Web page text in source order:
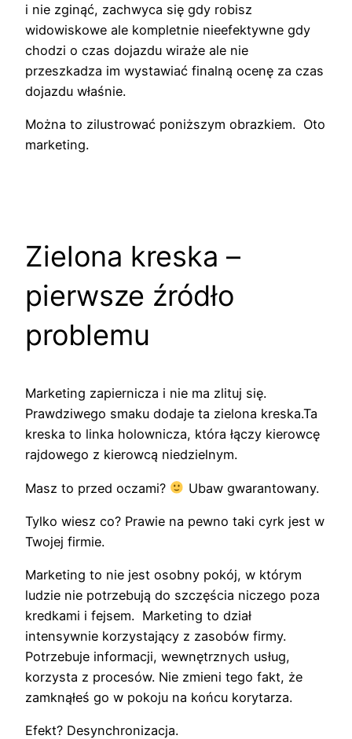
i nie zginąć, zachwyca się gdy robisz
widowiskowe ale kompletnie nieefektywne gdy
chodzi o czas dojazdu wiraże ale nie
przeszkadza im wystawiać finalną ocenę za czas
dojazdu właśnie.
Można to zilustrować poniższym obrazkiem. Oto
marketing.
Zielona kreska –
pierwsze źródło
problemu
Marketing zapiernicza i nie ma zlituj się.
Prawdziwego smaku dodaje ta zielona kreska.Ta
kreska to linka holownicza, która łączy kierowcę
rajdowego z kierowcą niedzielnym.
Masz to przed oczami? Ubaw gwarantowany.
Tylko wiesz co? Prawie na pewno taki cyrk jest w
Twojej firmie.
Marketing to nie jest osobny pokój, w którym
ludzie nie potrzebują do szczęścia niczego poza
kredkami i fejsem. Marketing to dział
intensywnie korzystający z zasobów firmy.
Potrzebuje informacji, wewnętrznych usług,
korzysta z procesów. Nie zmieni tego fakt, że
zamknąłeś go w pokoju na końcu korytarza.
Efekt? Desynchronizacja.